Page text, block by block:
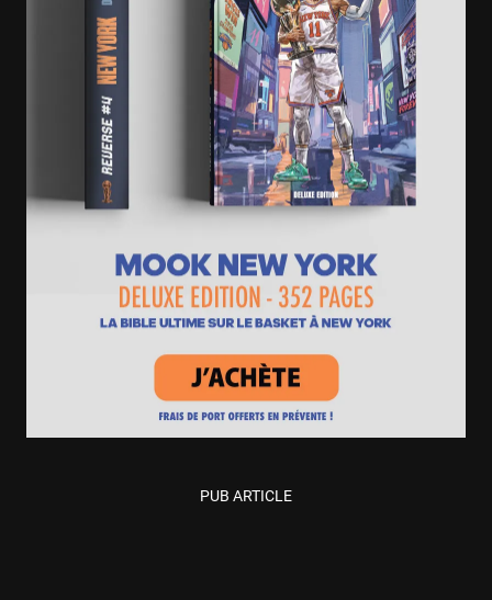
PUB ARTICLE